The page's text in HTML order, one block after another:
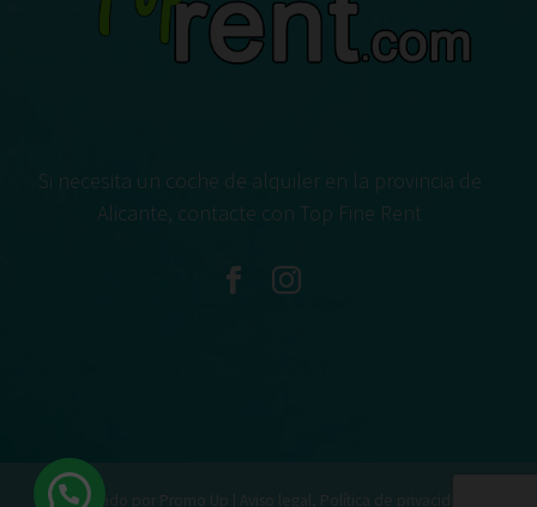
Si necesita un coche de alquiler en la provincia de
Alicante, contacte con Top Fine Rent
2020 Creado por Promo Up |